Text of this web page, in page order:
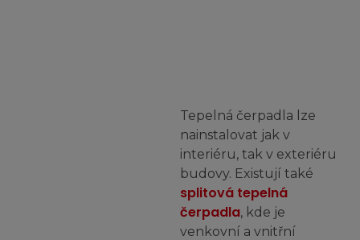
Tepelná čerpadla lze
nainstalovat jak v
interiéru, tak v exteriéru
budovy. Existují také
splitová tepelná
čerpadla, kde je
venkovní a vnitřní